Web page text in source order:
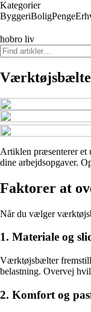
Kategorier
ByggeriBoligPenge
hobro liv
Artiklen præsenterer et
dine arbejdsopgaver.
Faktorer at
Når du vælger
1. Materiale og
Værktøjsbælter
belastning. Overvej
2. Komfort og